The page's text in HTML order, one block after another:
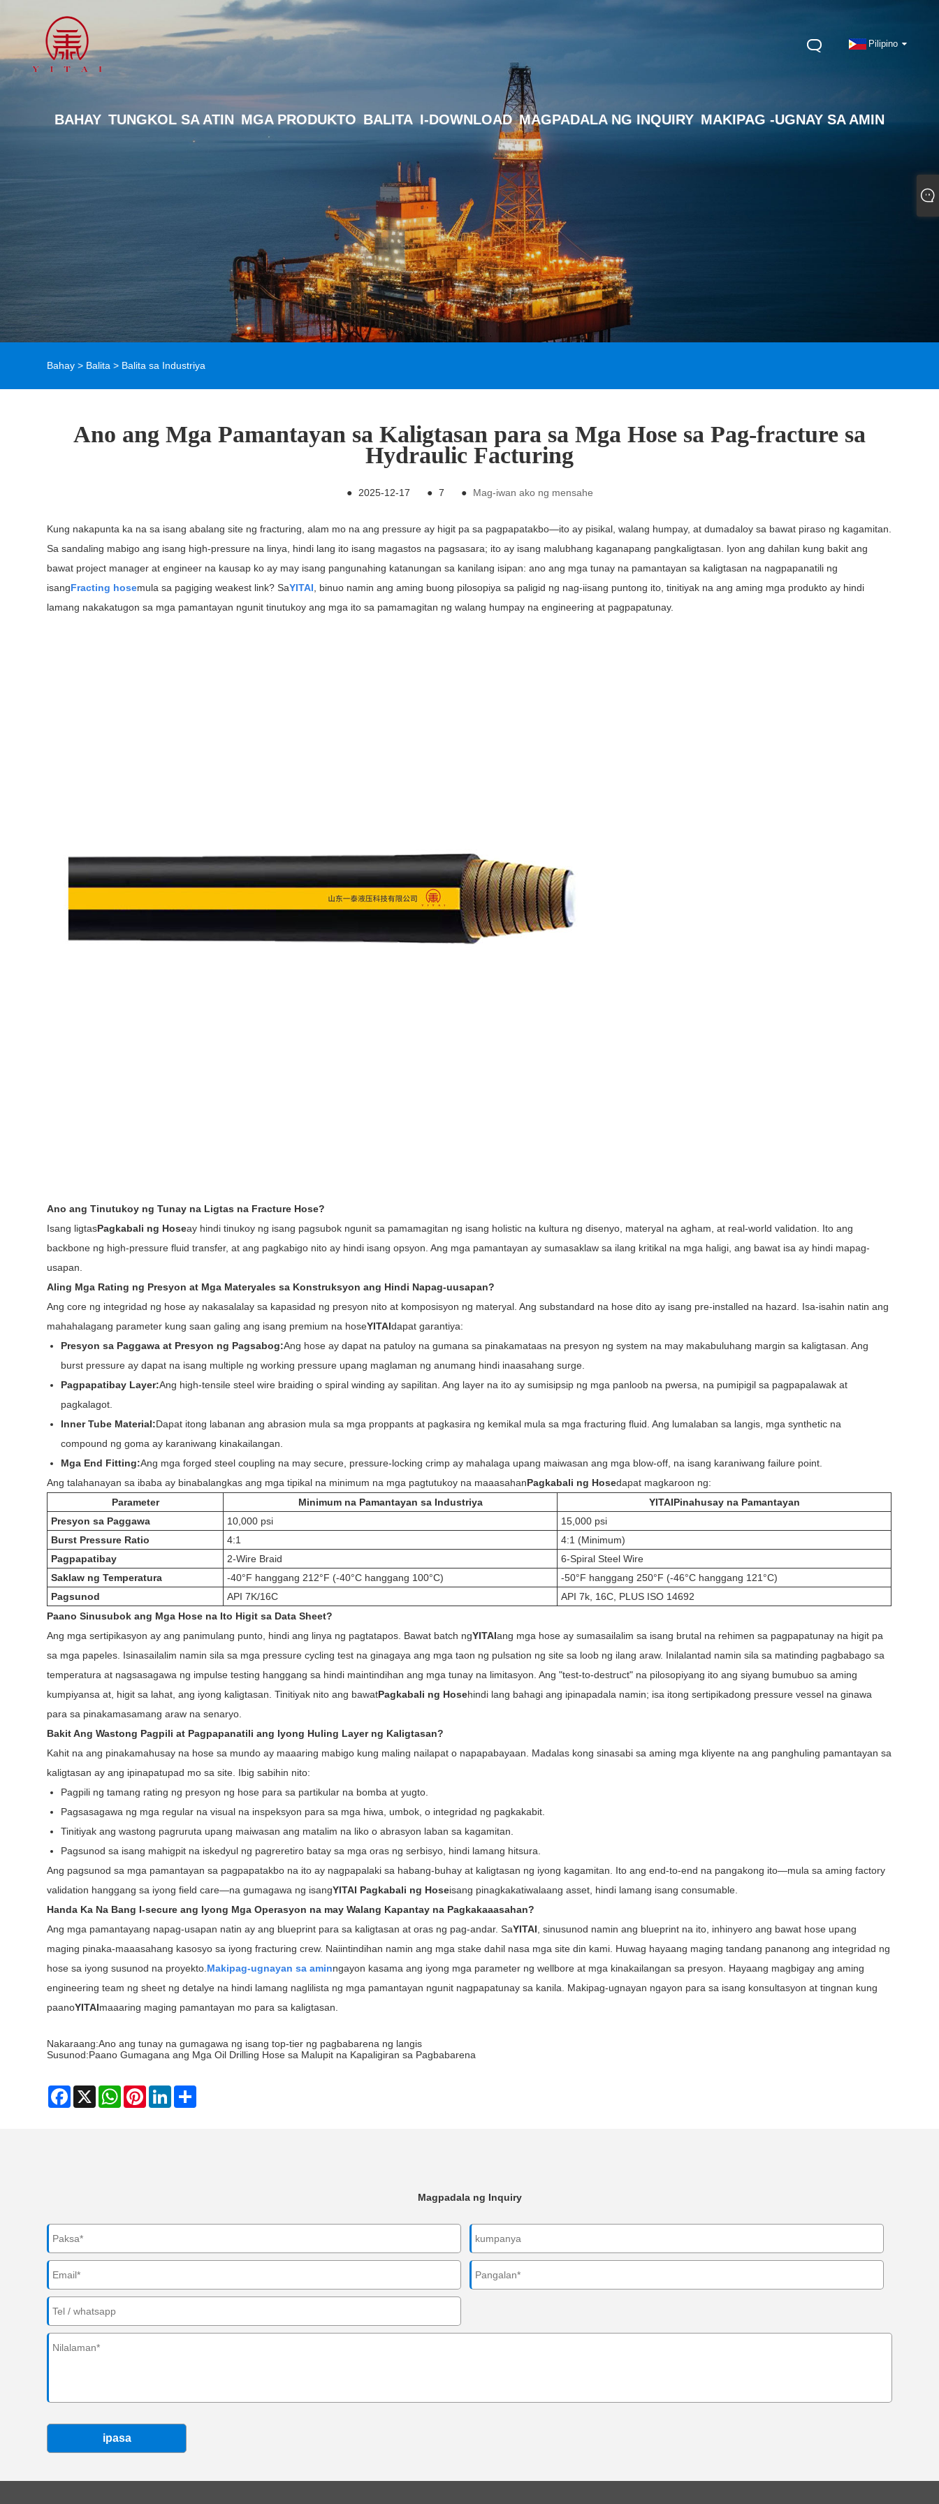
Pilipino
BAHAY TUNGKOL SA ATIN MGA PRODUKTO BALITA I-DOWNLOAD MAGPADALA NG INQUIRY MAKIPAG -UGNAY SA AMIN
Bahay > Balita > Balita sa Industriya
Ano ang Mga Pamantayan sa Kaligtasan para sa Mga Hose sa Pag-fracture sa
Hydraulic Facturing
● 2025-12-17 ● 7 ● Mag-iwan ako ng mensahe
Kung nakapunta ka na sa isang abalang site ng fracturing, alam mo na ang pressure ay higit pa sa pagpapatakbo—ito ay pisikal, walang humpay, at dumadaloy sa bawat piraso ng kagamitan.
Sa sandaling mabigo ang isang high-pressure na linya, hindi lang ito isang magastos na pagsasara; ito ay isang malubhang kaganapang pangkaligtasan. Iyon ang dahilan kung bakit ang
bawat project manager at engineer na kausap ko ay may isang pangunahing katanungan sa kanilang isipan: ano ang mga tunay na pamantayan sa kaligtasan na nagpapanatili ng
isangFracting hosemula sa pagiging weakest link? SaYITAI , binuo namin ang aming buong pilosopiya sa paligid ng nag-iisang puntong ito, tinitiyak na ang aming mga produkto ay hindi
lamang nakakatugon sa mga pamantayan ngunit tinutukoy ang mga ito sa pamamagitan ng walang humpay na engineering at pagpapatunay.
Ano ang Tinutukoy ng Tunay na Ligtas na Fracture Hose?
Isang ligtasPagkabali ng Hoseay hindi tinukoy ng isang pagsubok ngunit sa pamamagitan ng isang holistic na kultura ng disenyo, materyal na agham, at real-world validation. Ito ang
backbone ng high-pressure fluid transfer, at ang pagkabigo nito ay hindi isang opsyon. Ang mga pamantayan ay sumasaklaw sa ilang kritikal na mga haligi, ang bawat isa ay hindi mapag-
usapan.
Aling Mga Rating ng Presyon at Mga Materyales sa Konstruksyon ang Hindi Napag-uusapan?
Ang core ng integridad ng hose ay nakasalalay sa kapasidad ng presyon nito at komposisyon ng materyal. Ang substandard na hose dito ay isang pre-installed na hazard. Isa-isahin natin ang
mahahalagang parameter kung saan galing ang isang premium na hoseYITAIdapat garantiya:
Presyon sa Paggawa at Presyon ng Pagsabog:Ang hose ay dapat na patuloy na gumana sa pinakamataas na presyon ng system na may makabuluhang margin sa kaligtasan. Ang
burst pressure ay dapat na isang multiple ng working pressure upang maglaman ng anumang hindi inaasahang surge.
Pagpapatibay Layer:Ang high-tensile steel wire braiding o spiral winding ay sapilitan. Ang layer na ito ay sumisipsip ng mga panloob na pwersa, na pumipigil sa pagpapalawak at
pagkalagot.
Inner Tube Material:Dapat itong labanan ang abrasion mula sa mga proppants at pagkasira ng kemikal mula sa mga fracturing fluid. Ang lumalaban sa langis, mga synthetic na
compound ng goma ay karaniwang kinakailangan.
Mga End Fitting:Ang mga forged steel coupling na may secure, pressure-locking crimp ay mahalaga upang maiwasan ang mga blow-off, na isang karaniwang failure point.
Ang talahanayan sa ibaba ay binabalangkas ang mga tipikal na minimum na mga pagtutukoy na maaasahanPagkabali ng Hosedapat magkaroon ng:
Parameter
Minimum na Pamantayan sa Industriya YITAIPinahusay na Pamantayan
Presyon sa Paggawa
10,000 psi
15,000 psi
Burst Pressure Ratio
4:1
4:1 (Minimum)
Pagpapatibay
2-Wire Braid
6-Spiral Steel Wire
Saklaw ng Temperatura
-40°F hanggang 212°F (-40°C hanggang 100°C)
-50°F hanggang 250°F (-46°C hanggang 121°C)
Pagsunod
API 7K/16C
API 7k, 16C, PLUS ISO 14692
Paano Sinusubok ang Mga Hose na Ito Higit sa Data Sheet?
Ang mga sertipikasyon ay ang panimulang punto, hindi ang linya ng pagtatapos. Bawat batch ngYITAIang mga hose ay sumasailalim sa isang brutal na rehimen sa pagpapatunay na higit pa
sa mga papeles. Isinasailalim namin sila sa mga pressure cycling test na ginagaya ang mga taon ng pulsation ng site sa loob ng ilang araw. Inilalantad namin sila sa matinding pagbabago sa
temperatura at nagsasagawa ng impulse testing hanggang sa hindi maintindihan ang mga tunay na limitasyon. Ang "test-to-destruct" na pilosopiyang ito ang siyang bumubuo sa aming
kumpiyansa at, higit sa lahat, ang iyong kaligtasan. Tinitiyak nito ang bawatPagkabali ng Hosehindi lang bahagi ang ipinapadala namin; isa itong sertipikadong pressure vessel na ginawa
para sa pinakamasamang araw na senaryo.
Bakit Ang Wastong Pagpili at Pagpapanatili ang Iyong Huling Layer ng Kaligtasan?
Kahit na ang pinakamahusay na hose sa mundo ay maaaring mabigo kung maling nailapat o napapabayaan. Madalas kong sinasabi sa aming mga kliyente na ang panghuling pamantayan sa
kaligtasan ay ang ipinapatupad mo sa site. Ibig sabihin nito:
Pagpili ng tamang rating ng presyon ng hose para sa partikular na bomba at yugto.
Pagsasagawa ng mga regular na visual na inspeksyon para sa mga hiwa, umbok, o integridad ng pagkakabit.
Tinitiyak ang wastong pagruruta upang maiwasan ang matalim na liko o abrasyon laban sa kagamitan.
Pagsunod sa isang mahigpit na iskedyul ng pagreretiro batay sa mga oras ng serbisyo, hindi lamang hitsura.
Ang pagsunod sa mga pamantayan sa pagpapatakbo na ito ay nagpapalaki sa habang-buhay at kaligtasan ng iyong kagamitan. Ito ang end-to-end na pangakong ito—mula sa aming factory
validation hanggang sa iyong field care—na gumagawa ng isangYITAI Pagkabali ng Hoseisang pinagkakatiwalaang asset, hindi lamang isang consumable.
Handa Ka Na Bang I-secure ang Iyong Mga Operasyon na may Walang Kapantay na Pagkakaaasahan?
Ang mga pamantayang napag-usapan natin ay ang blueprint para sa kaligtasan at oras ng pag-andar. SaYITAI , sinusunod namin ang blueprint na ito, inhinyero ang bawat hose upang
maging pinaka-maaasahang kasosyo sa iyong fracturing crew. Naiintindihan namin ang mga stake dahil nasa mga site din kami. Huwag hayaang maging tandang pananong ang integridad ng
hose sa iyong susunod na proyekto. Makipag-ugnayan sa aminngayon kasama ang iyong mga parameter ng wellbore at mga kinakailangan sa presyon. Hayaang magbigay ang aming
engineering team ng sheet ng detalye na hindi lamang naglilista ng mga pamantayan ngunit nagpapatunay sa kanila. Makipag-ugnayan ngayon para sa isang konsultasyon at tingnan kung
paanoYITAImaaaring maging pamantayan mo para sa kaligtasan.
Nakaraang:Ano ang tunay na gumagawa ng isang top-tier ng pagbabarena ng langis
Susunod:Paano Gumagana ang Mga Oil Drilling Hose sa Malupit na Kapaligiran sa Pagbabarena
Facebook
X WhatsAppPinterestLinkedIn
Magpadala ng Inquiry
ipasa